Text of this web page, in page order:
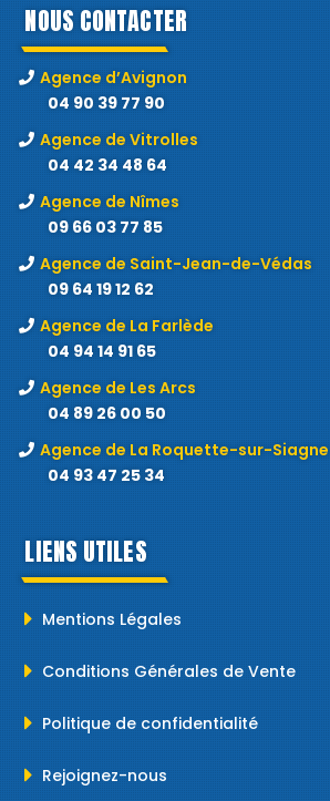
NOUS CONTACTER
Agence d’Avignon
04 90 39 77 90
Agence de Vitrolles
04 42 34 48 64
Agence de Nîmes
09 66 03 77 85
Agence de Saint-Jean-de-Védas
09 64 19 12 62
Agence de La Farlède
04 94 14 91 65
Agence de Les Arcs
04 89 26 00 50
Agence de La Roquette-sur-Siagne
04 93 47 25 34
LIENS UTILES
Mentions Légales
Conditions Générales de Vente
Politique de confidentialité
Rejoignez-nous